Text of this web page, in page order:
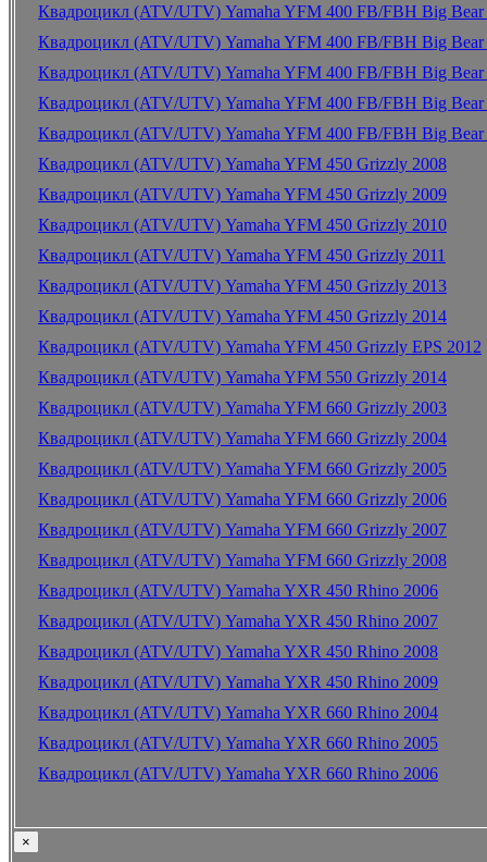
Квадроцикл (ATV/UTV) Yamaha YFM 400 FB/FBH Big Bear
Квадроцикл (ATV/UTV) Yamaha YFM 400 FB/FBH Big Bear
Квадроцикл (ATV/UTV) Yamaha YFM 400 FB/FBH Big Bear
Квадроцикл (ATV/UTV) Yamaha YFM 400 FB/FBH Big Bear
Квадроцикл (ATV/UTV) Yamaha YFM 400 FB/FBH Big Bear
Квадроцикл (ATV/UTV) Yamaha YFM 450 Grizzly 2008
Квадроцикл (ATV/UTV) Yamaha YFM 450 Grizzly 2009
Квадроцикл (ATV/UTV) Yamaha YFM 450 Grizzly 2010
Квадроцикл (ATV/UTV) Yamaha YFM 450 Grizzly 2011
Квадроцикл (ATV/UTV) Yamaha YFM 450 Grizzly 2013
Квадроцикл (ATV/UTV) Yamaha YFM 450 Grizzly 2014
Квадроцикл (ATV/UTV) Yamaha YFM 450 Grizzly EPS 2012
Квадроцикл (ATV/UTV) Yamaha YFM 550 Grizzly 2014
Квадроцикл (ATV/UTV) Yamaha YFM 660 Grizzly 2003
Квадроцикл (ATV/UTV) Yamaha YFM 660 Grizzly 2004
Квадроцикл (ATV/UTV) Yamaha YFM 660 Grizzly 2005
Квадроцикл (ATV/UTV) Yamaha YFM 660 Grizzly 2006
Квадроцикл (ATV/UTV) Yamaha YFM 660 Grizzly 2007
Квадроцикл (ATV/UTV) Yamaha YFM 660 Grizzly 2008
Квадроцикл (ATV/UTV) Yamaha YXR 450 Rhino 2006
Квадроцикл (ATV/UTV) Yamaha YXR 450 Rhino 2007
Квадроцикл (ATV/UTV) Yamaha YXR 450 Rhino 2008
Квадроцикл (ATV/UTV) Yamaha YXR 450 Rhino 2009
Квадроцикл (ATV/UTV) Yamaha YXR 660 Rhino 2004
Квадроцикл (ATV/UTV) Yamaha YXR 660 Rhino 2005
Квадроцикл (ATV/UTV) Yamaha YXR 660 Rhino 2006
×